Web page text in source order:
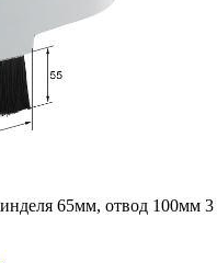
65мм, отвод 100мм 3